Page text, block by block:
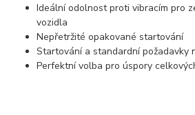
Ideální odolnost proti vibracím pro
vozidla
Nepřetržité opakované startování
Startování a standardní požadavky
Perfektní volba pro úspory